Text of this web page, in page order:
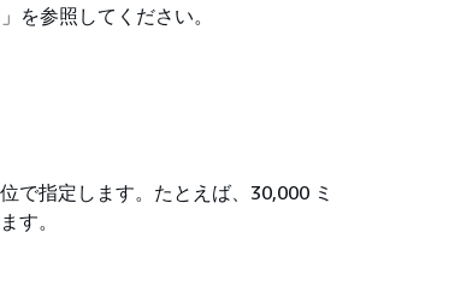
」を参照してください。
で指定します。たとえば、30,000 ミ
す。